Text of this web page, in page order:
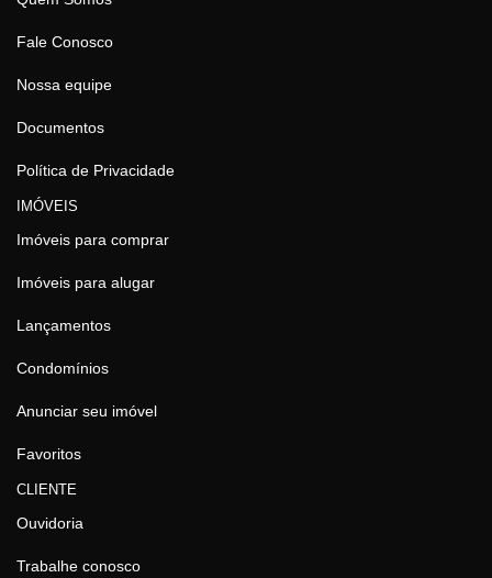
Fale Conosco
Nossa equipe
Documentos
Política de Privacidade
IMÓVEIS
Imóveis para comprar
Imóveis para alugar
Lançamentos
Condomínios
Anunciar seu imóvel
Favoritos
CLIENTE
Ouvidoria
Trabalhe conosco